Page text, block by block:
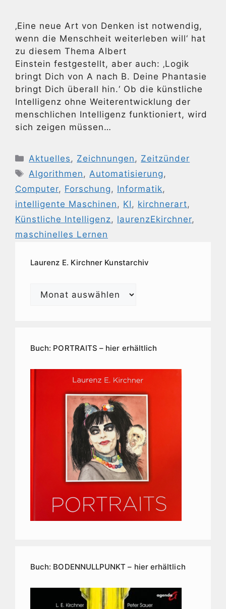
‚Eine neue Art von Denken ist notwendig,
wenn die Menschheit weiterleben will‘ hat
zu diesem Thema Albert
Einstein festgestellt, aber auch: ‚Logik
bringt Dich von A nach B. Deine Phantasie
bringt Dich überall hin.‘ Ob die künstliche
Intelligenz ohne Weiterentwicklung der
menschlichen Intelligenz funktioniert, wird
sich zeigen müssen…
Kategorien
Aktuelles, Zeichnungen, Zeitzünder
Schlagwörter
Algorithmen,Automatisierung,
Computer, Forschung, Informatik,
intelligente Maschinen, KI, kirchnerart,
Künstliche Intelligenz, laurenzEkirchner,
maschinelles Lernen
Laurenz E. Kirchner Kunstarchiv
Laurenz
Buch: PORTRAITS – hier erhältlich
Buch: BODENNULLPUNKT – hier erhältlich